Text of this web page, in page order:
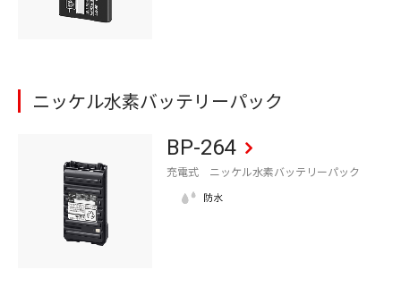
ニッケル水素バッテリーパック
BP-264
充電式 ニッケル水素バッテリーパック